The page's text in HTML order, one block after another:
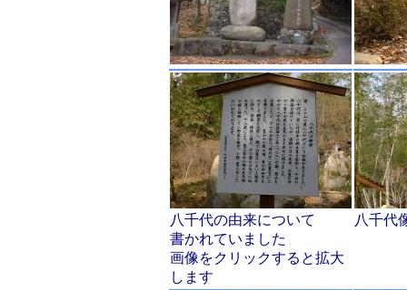
八千代の由来について
書かれていました
画像をクリックすると拡大
します
八千代